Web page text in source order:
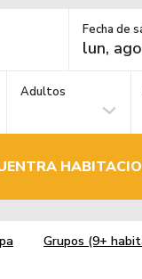
Fecha de
Adultos
Grupos (9+